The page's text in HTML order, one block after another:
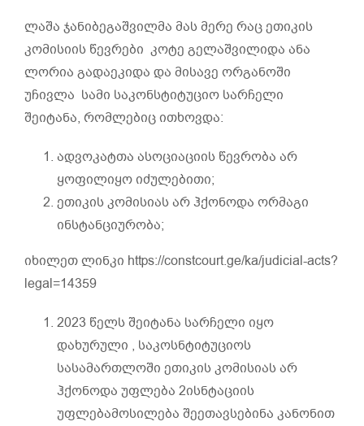
ლაშა ჯანიბეგაშვილმა მას მერე რაც ეთიკის
კომისიის წევრები კოტე გელაშვილიდა ანა
ლორია გადაეკიდა და მისავე ორგანოში
უჩივლა სამი საკონსტიტუციო სარჩელი
შეიტანა, რომლებიც ითხოვდა:
ადვოკატთა ასოციაციის წევრობა არ
ყოფილიყო იძულებითი;
ეთიკის კომისიას არ ჰქონოდა ორმაგი
ინსტანციურობა;
იხილეთ ლინკი https://constcourt.ge/ka/judicial-acts?
legal=14359
2023 წელს შეიტანა სარჩელი იყო
დახურული , საკოსნტიტუციოს
სასამართლოში ეთიკის კომისიას არ
ჰქონოდა უფლება 2ისნტაციის
უფლებამოსილება შეეთავსებინა კანონით